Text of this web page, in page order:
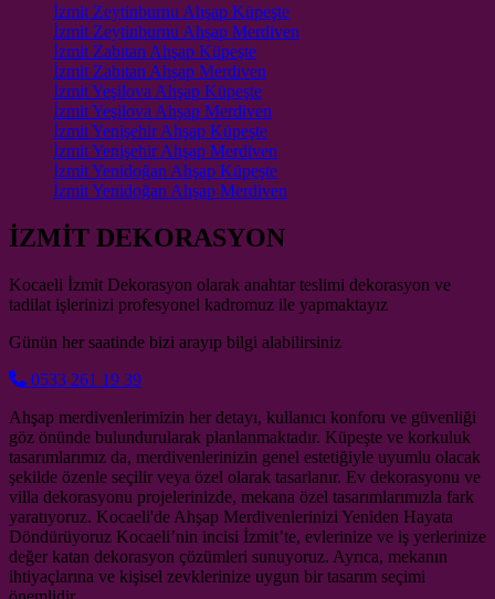
İzmit Zeytinburnu Ahşap Küpeşte
İzmit Zeytinburnu Ahşap Merdiven
İzmit Zabıtan Ahşap Küpeşte
İzmit Zabıtan Ahşap Merdiven
İzmit Yeşilova Ahşap Küpeşte
İzmit Yeşilova Ahşap Merdiven
İzmit Yenişehir Ahşap Küpeşte
İzmit Yenişehir Ahşap Merdiven
İzmit Yenidoğan Ahşap Küpeşte
İzmit Yenidoğan Ahşap Merdiven
İZMİT DEKORASYON
Kocaeli İzmit Dekorasyon olarak anahtar teslimi dekorasyon ve
tadilat işlerinizi profesyonel kadromuz ile yapmaktayız
Günün her saatinde bizi arayıp bilgi alabilirsiniz
0533 261 19 39
Ahşap merdivenlerimizin her detayı, kullanıcı konforu ve güvenliği
göz önünde bulundurularak planlanmaktadır. Küpeşte ve korkuluk
tasarımlarımız da, merdivenlerinizin genel estetiğiyle uyumlu olacak
şekilde özenle seçilir veya özel olarak tasarlanır. Ev dekorasyonu ve
villa dekorasyonu projelerinizde, mekana özel tasarımlarımızla fark
yaratıyoruz. Kocaeli'de Ahşap Merdivenlerinizi Yeniden Hayata
Döndürüyoruz Kocaeli’nin incisi İzmit’te, evlerinize ve iş yerlerinize
değer katan dekorasyon çözümleri sunuyoruz. Ayrıca, mekanın
ihtiyaçlarına ve kişisel zevklerinize uygun bir tasarım seçimi